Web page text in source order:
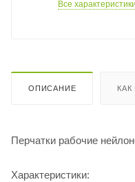
Все характеристики
ОПИСАНИЕ КАК
Перчатки рабочие
Характеристики: